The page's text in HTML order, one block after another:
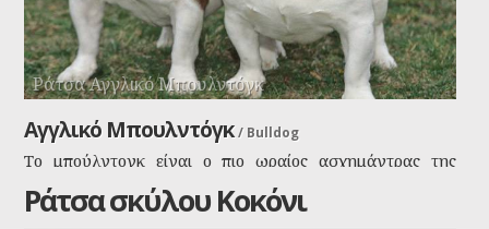
Ράτσα Αγγλικό Μπουλντόγκ
Αγγλικό Μπουλντόγκ / Bulldog
Το μπούλντογκ είναι ο πιο ωραίος ασχημάντρας της
υφηλίου. Απίθανος σε εκφράσεις και ροχαλητό, λόγω της
μύτης του, πάντα σε ακολουθεί κατά πόδας και έτοιμος
Ράτσα σκύλου Κοκόνι